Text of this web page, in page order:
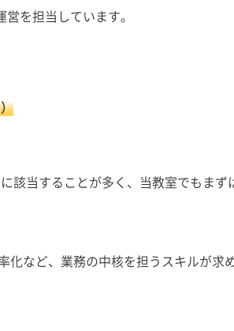
営を担当しています。
該当することが多く、当教室でもまず
化など、業務の中核を担うスキルが求